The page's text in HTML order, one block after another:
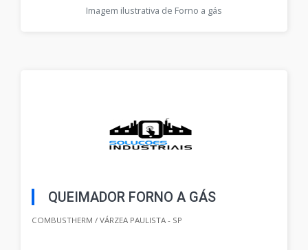
Imagem ilustrativa de Forno a gás
QUEIMADOR FORNO A GÁS
COMBUSTHERM / VÁRZEA PAULISTA - SP